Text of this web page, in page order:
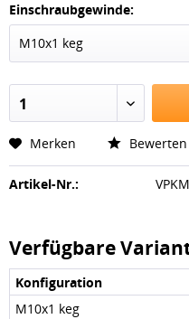
Einschraubgewinde:
M10x1 keg
1
Merken Bewerten
Artikel-Nr.:
Verfügbare
Konfiguration
M10x1 keg